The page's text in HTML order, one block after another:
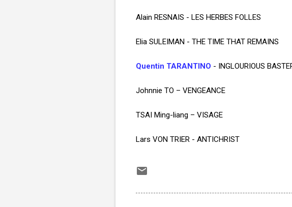
Alain RESNAIS - LES HERBES FOLLES
Elia SULEIMAN - THE TIME THAT REMAINS
Quentin TARANTINO - INGLOURIOUS
Johnnie TO – VENGEANCE
TSAI Ming-liang – VISAGE
Lars VON TRIER - ANTICHRIST